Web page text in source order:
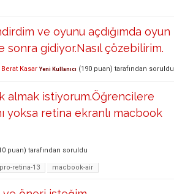
ve oyunu açdığımda oyun
gidiyor.Nasıl çözebilirim.
Berat Kasar Yeni Kullanıcı (190 puan) tarafından soruldu
almak istiyorum.Öğrencilere
yoksa retina ekranlı macbook
puan) tarafından soruldu
retina-13 macbook-air